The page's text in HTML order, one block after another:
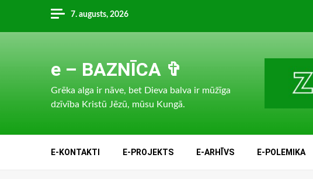
content
7. augusts, 2026
e – BAZNĪCA ✞
Grēka alga ir nāve, bet Dieva balva ir mūžīga
dzīvība Kristū Jēzū, mūsu Kungā.
E-KONTAKTI E-PROJEKTS E-ARHĪVS E-POLEMIKA